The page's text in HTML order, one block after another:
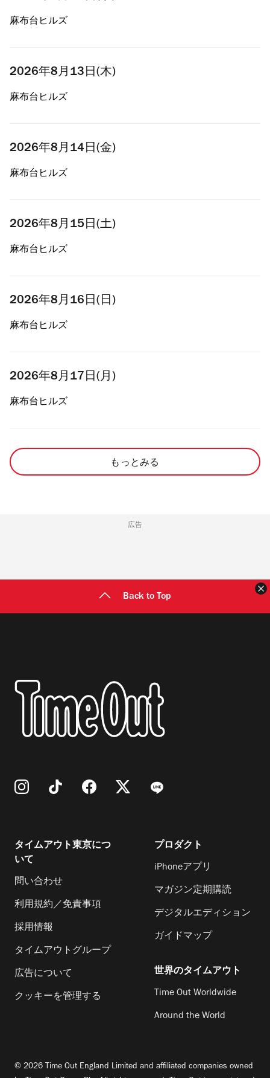
麻布台ヒルズ
2026年8月13日(木)
麻布台ヒルズ
2026年8月14日(金)
麻布台ヒルズ
2026年8月15日(土)
麻布台ヒルズ
2026年8月16日(日)
麻布台ヒルズ
2026年8月17日(月)
麻布台ヒルズ
もっとみる
広告
Back to Top
タイムアウト東京につ
いて
問い合わせ
利用規約／免責事項
採用情報
タイムアウトグループ
広告について
クッキーを管理する
プロダクト
iPhoneアプリ
マガジン定期購読
デジタルエディション
ガイドマップ
世界のタイムアウト
Time Out Worldwide
Around the World
© 2026 Time Out England Limited and affiliated companies owned